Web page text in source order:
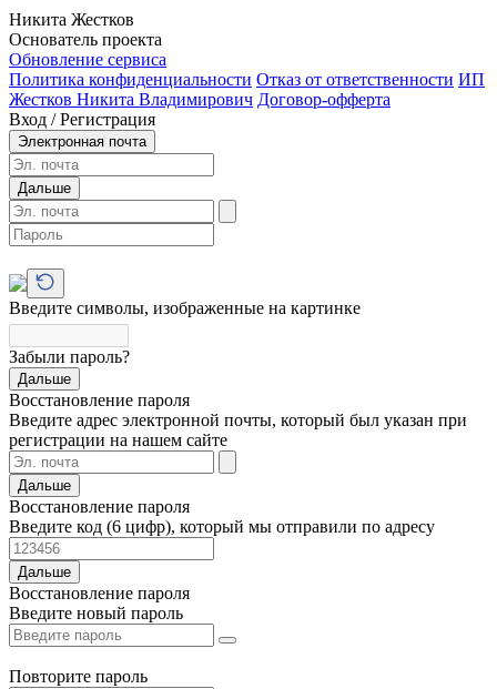
Никита Жестков
Основатель проекта
Обновление сервиса
Политика конфиденциальности Отказ от ответственности ИП
Жестков Никита Владимирович Договор-офферта
Вход / Регистрация
Электронная почта
Дальше
Введите символы, изображенные на картинке
Забыли пароль?
Дальше
Восстановление пароля
Введите адрес электронной почты, который был указан при
регистрации на нашем сайте
Дальше
Восстановление пароля
Введите код (6 цифр), который мы отправили по адресу
Дальше
Восстановление пароля
Введите новый пароль
Повторите пароль